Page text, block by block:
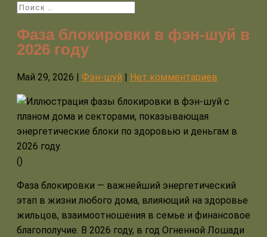
Фаза блокировки в фэн-шуй в
2026 году
Май 29, 2026 Фэн-шуй Нет комментариев
()
Фаза блокировки — важнейший энергетический
этап в жизни любого дома, влияющий на здоровье
жильцов, взаимоотношения в семье и финансовое
благополучие. В 2026 году, в год Огненной Лошади